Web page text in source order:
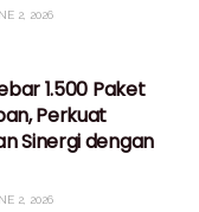
2, 2026
1.500 Paket
Perkuat
Sinergi dengan
2, 2026